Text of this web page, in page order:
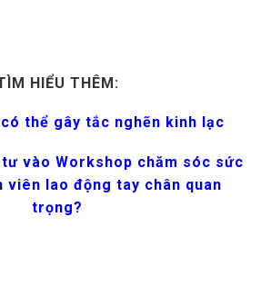
HIỂU THÊM:
thể gây tắc nghẽn kinh lạc
vào Workshop chăm sóc sức
viên lao động tay chân quan
trọng?